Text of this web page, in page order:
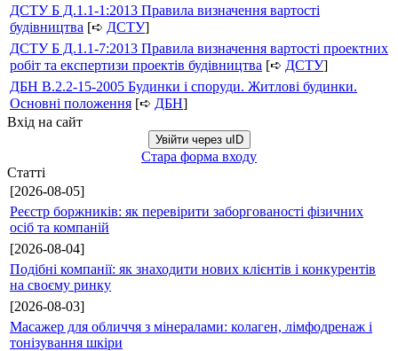
ДСТУ Б Д.1.1-1:2013 Правила визначення вартості
будівництва [➪ ДСТУ]
ДСТУ Б Д.1.1-7:2013 Правила визначення вартості проектних
робіт та експертизи проектів будівництва [➪ ДСТУ]
ДБН В.2.2-15-2005 Будинки і споруди. Житлові будинки.
Основні положення [➪ ДБН]
Вхід на сайт
Увійти через uID
Стара форма входу
Статті
[2026-08-05]
Реєстр боржників: як перевірити заборгованості фізичних
осіб та компаній
[2026-08-04]
Подібні компанії: як знаходити нових клієнтів і конкурентів
на своєму ринку
[2026-08-03]
Масажер для обличчя з мінералами: колаген, лімфодренаж і
тонізування шкіри